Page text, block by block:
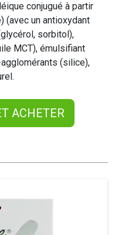
conjugué à partir
(avec un antioxydant
sorbitol),
MCT), émulsifiant
(silice),
ACHETER